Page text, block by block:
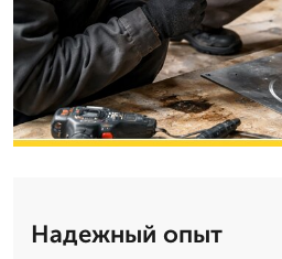
Надежный опыт